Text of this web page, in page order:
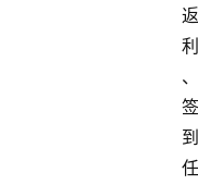
返
利
、
签
到
任